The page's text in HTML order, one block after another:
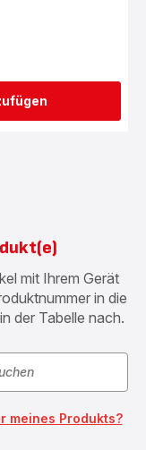
mit Ihrem Gerät
in die
der Tabelle nach.
meines Produkts?